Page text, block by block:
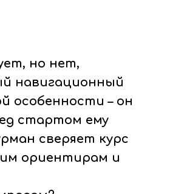
но нет,
навигационный
особенности – он
стартом ему
сверяет курс
ориентирам и